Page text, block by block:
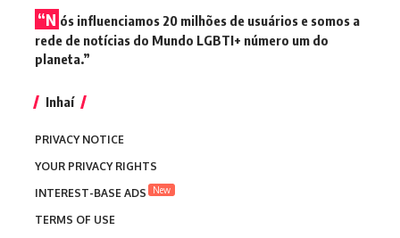
“N ós influenciamos 20 milhões de usuários e somos a
rede de notícias do Mundo LGBTI+ número um do
planeta.”
Inhaí
PRIVACY NOTICE
YOUR PRIVACY RIGHTS
INTEREST-BASE ADS
New
TERMS OF USE